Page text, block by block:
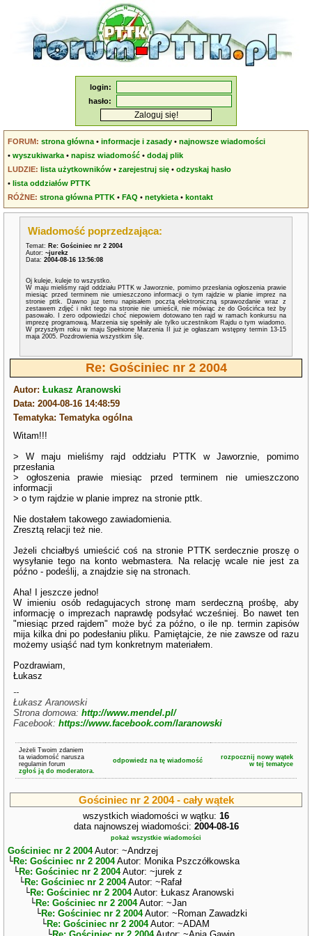
login:
hasło:
FORUM: strona główna •informacje i zasady •najnowsze wiadomości
•wyszukiwarka •napisz wiadomość •dodaj plik
LUDZIE: lista użytkowników •zarejestruj się •odzyskaj hasło
•lista oddziałów PTTK
RÓŻNE: strona główna PTTK •FAQ •netykieta •kontakt
Wiadomość poprzedzająca:
Temat: Re: Gościniec nr 2 2004
Autor:~jurekz
Data:2004-08-16 13:56:08
Oj kuleje, kuleje to wszystko.
W maju mieliśmy rajd oddziału PTTK w Jaworznie, pomimo przesłania ogłoszenia prawie
miesiąc przed terminem nie umieszczono informacji o tym rajdzie w planie imprez na
stronie pttk. Dawno juz temu napisałem pocztą elektroniczną sprawozdanie wraz z
zestawem zdjęć i nikt tego na stronie nie umieścił, nie mówiąc że do Gościńca też by
pasowało. I zero odpowiedzi choć niepowiem dotowano ten rajd w ramach konkursu na
imprezę programową. Marzenia się spełniły ale tylko uczestnikom Rajdu o tym wiadomo.
W przyszłym roku w maju Spełnione Marzenia II już je ogłaszam wstępny termin 13-15
maja 2005. Pozdrowienia wszystkim ślę.
Re: Gościniec nr 2 2004
Autor:Łukasz Aranowski
Data: 2004-08-16 14:48:59
Tematyka: Tematyka ogólna
Witam!!!
> W maju mieliśmy rajd oddziału PTTK w Jaworznie, pomimo
przesłania
> ogłoszenia prawie miesiąc przed terminem nie umieszczono
informacji
> o tym rajdzie w planie imprez na stronie pttk.
Nie dostałem takowego zawiadomienia.
Zresztą relacji też nie.
Jeżeli chciałbyś umieścić coś na stronie PTTK serdecznie proszę o
wysyłanie tego na konto webmastera. Na relację wcale nie jest za
późno - podeślij, a znajdzie się na stronach.
Aha! I jeszcze jedno!
W imieniu osób redagujacych stronę mam serdeczną prośbę, aby
informację o imprezach naprawdę podsyłać wcześniej. Bo nawet ten
"miesiąc przed rajdem" może być za późno, o ile np. termin zapisów
mija kilka dni po podesłaniu pliku. Pamiętajcie, że nie zawsze od razu
możemy usiąść nad tym konkretnym materiałem.
Pozdrawiam,
Łukasz
--
Łukasz Aranowski
Strona domowa:http://www.mendel.pl/
Facebook:https://www.facebook.com/laranowski
Jeżeli Twoim zdaniem
ta wiadomość narusza
regulamin forum
zgłoś ją do moderatora.
odpowiedz na tę wiadomość
rozpocznij nowy wątek
w tej tematyce
Gościniec nr 2 2004 - cały wątek
wszystkich wiadomości w wątku: 16
data najnowszej wiadomości: 2004-08-16
pokaż wszystkie wiadomości
Gościniec nr 2 2004Autor: ~Andrzej
└Re: Gościniec nr 2 2004Autor: Monika Pszczółkowska
└Re: Gościniec nr 2 2004Autor: ~jurek z
└Re: Gościniec nr 2 2004Autor: ~Rafał
└Re: Gościniec nr 2 2004Autor: Łukasz Aranowski
└Re: Gościniec nr 2 2004Autor: ~Jan
└Re: Gościniec nr 2 2004Autor: ~Roman Zawadzki
└Re: Gościniec nr 2 2004Autor: ~ADAM